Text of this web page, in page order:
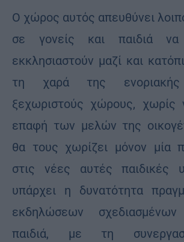
Ο χώρος αυτός απευθύνει
σε γονείς και παιδιά
εκκλησιαστούν μαζί και
τη χαρά της
ξεχωριστούς χώρους, χωρίς
επαφή των μελών της
θα τους χωρίζει μόνον μία
στις νέες αυτές παιδικές
υπάρχει η δυνατότητα
εκδηλώσεων
παιδιά, με τη